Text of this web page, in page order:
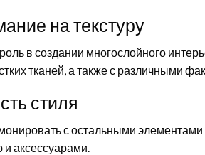
на текстуру
в создании многослойного
тканей, а также с различными
стиля
с остальными элементами
и аксессуарами.